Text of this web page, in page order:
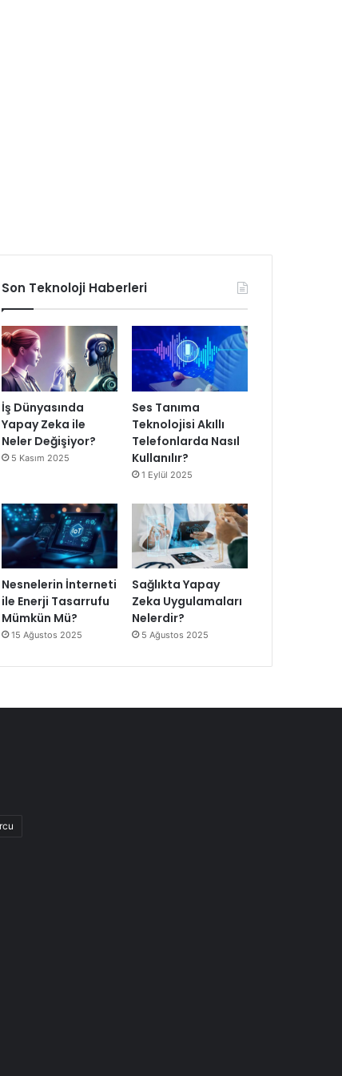
Son Teknoloji Haberleri
İş Dünyasında
Yapay Zeka ile
Neler Değişiyor?
5 Kasım 2025
Ses Tanıma
Teknolojisi Akıllı
Telefonlarda Nasıl
Kullanılır?
1 Eylül 2025
Nesnelerin İnterneti
ile Enerji Tasarrufu
Mümkün Mü?
15 Ağustos 2025
Sağlıkta Yapay
Zeka Uygulamaları
Nelerdir?
5 Ağustos 2025